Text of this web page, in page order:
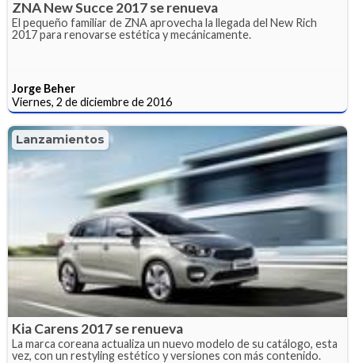
ZNA New Succe 2017 se renueva
El pequeño familiar de ZNA aprovecha la llegada del New Rich
2017 para renovarse estética y mecánicamente.
Jorge Beher
Viernes, 2 de diciembre de 2016
Lanzamientos
Kia Carens 2017 se renueva
La marca coreana actualiza un nuevo modelo de su catálogo, esta
vez, con un restyling estético y versiones con más contenido.